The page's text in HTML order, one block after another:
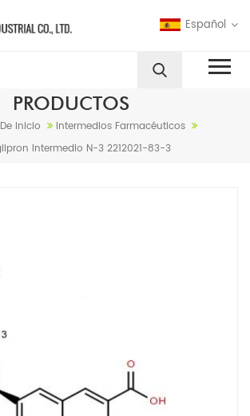
Español
PRODUCTOS
Inicio
Intermedios Farmacéuticos
Intermedio N-3 2212021-83-3